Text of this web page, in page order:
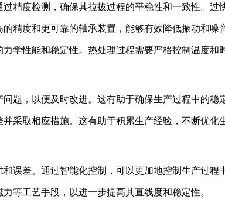
精度检测，确保其拉拔过程的平稳性和一致性。过
精度和更可靠的轴承装置，能够有效降低振动和噪
学性能和稳定性。热处理过程需要严格控制温度和
题，以便及时改进。这有助于确保生产过程中的稳
采取相应措施。这有助于积累生产经验，不断优化
误差。通过智能化控制，可以更加地控制生产过程
等工艺手段，以进一步提高其直线度和稳定性。